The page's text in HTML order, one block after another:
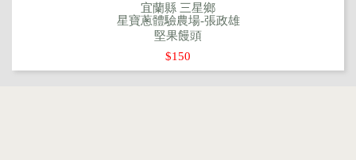
宜蘭縣 三星鄉
星寶蔥體驗農場-張政雄
堅果饅頭
$150